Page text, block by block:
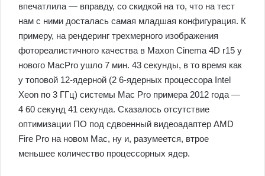
впечатлила — вправду, со скидкой на то, что на тест
нам с ними досталась самая младшая конфигурация. К
примеру, на рендеринг трехмерного изображения
фотореалистичного качества в Maxon Cinema 4D r15 у
нового MаcPro ушло 7 мин. 43 секунды, в то время как
у топовой 12-ядерной (2 6-ядерных процессора Intel
Xeon по 3 ГГц) системы Mac Pro примера 2012 года —
4 60 секунд 41 секунда. Сказалось отсутствие
оптимизации ПО под сдвоенный видеоадаптер AMD
Fire Pro на новом Mac, ну и, разумеется, втрое
меньшее количество процессорных ядер.